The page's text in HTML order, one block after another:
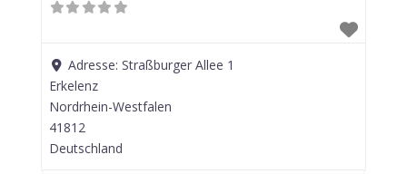
Adresse:Straßburger Allee 1
Erkelenz
Nordrhein-Westfalen
41812
Deutschland